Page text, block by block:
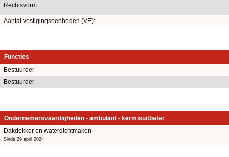
Rechtsvorm:
Aantal vestigingseenheden (VE):
Functies
Bestuurder
Bestuurder
Ondernemersvaardigheden - ambulant - kermisuitbater
Dakdekker en waterdichtmaken
Sinds 29 april 2024